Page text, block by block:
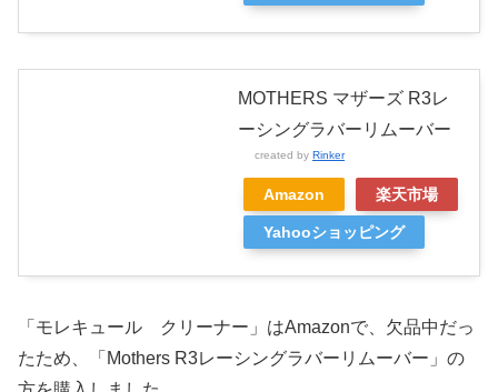
MOTHERS マザーズ R3レ
ーシングラバーリムーバー
created by Rinker
Amazon 楽天市場
Yahooショッピング
「モレキュール クリーナー」はAmazonで、欠品中だっ
たため、「Mothers R3レーシングラバーリムーバー」の